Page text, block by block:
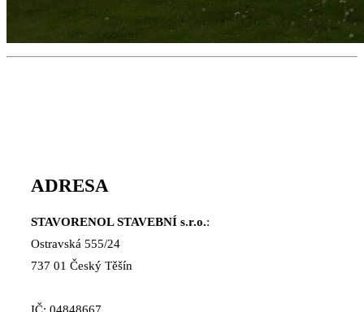
ADRESA
STAVORENOL STAVEBNÍ s.r.o.:
Ostravská 555/24
737 01 Český Těšín